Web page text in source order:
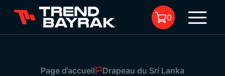
0
Page d’accueil Drapeau du Sri Lanka